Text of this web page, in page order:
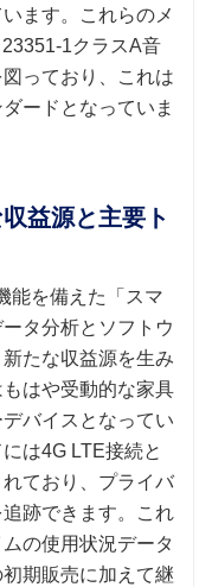
ます。これらのメ
1クラスA音
っており、これは
ードとなっていま
益源と主要ト
能を備えた「スマ
タ分析とソフトウ
たな収益源を生み
はや受動的な家具
バイスとなってい
は4G LTE接続と
ており、プライバ
跡できます。これ
の使用状況データ
期販売に加えて継